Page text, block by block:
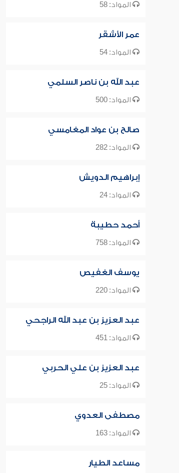
المواد: 58
عمر الأشقر
المواد: 54
عبد الله بن ناصر السلمي
المواد: 500
صالح بن عواد المغامسي
المواد: 282
إبراهيم الدويش
المواد: 24
أحمد حطيبة
المواد: 758
يوسف الغفيص
المواد: 220
عبد العزيز بن عبد الله الراجحي
المواد: 451
عبد العزيز بن علي الحربي
المواد: 25
مصطفى العدوي
المواد: 163
مساعد الطيار